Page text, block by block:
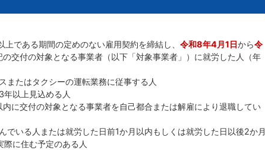
である期間の定めのない雇用契約を締結し、 令和8年4月1日から令
の交付の対象となる事業者（以下「対象事業者」）に就労した人（年
またはタクシーの運転業務に従事する人
以上見込める人
に交付の対象となる事業者を自己都合または解雇により退職してい
でいる人または就労した日前1か月以内もしくは就労した日以後2か月
に住む予定のある人